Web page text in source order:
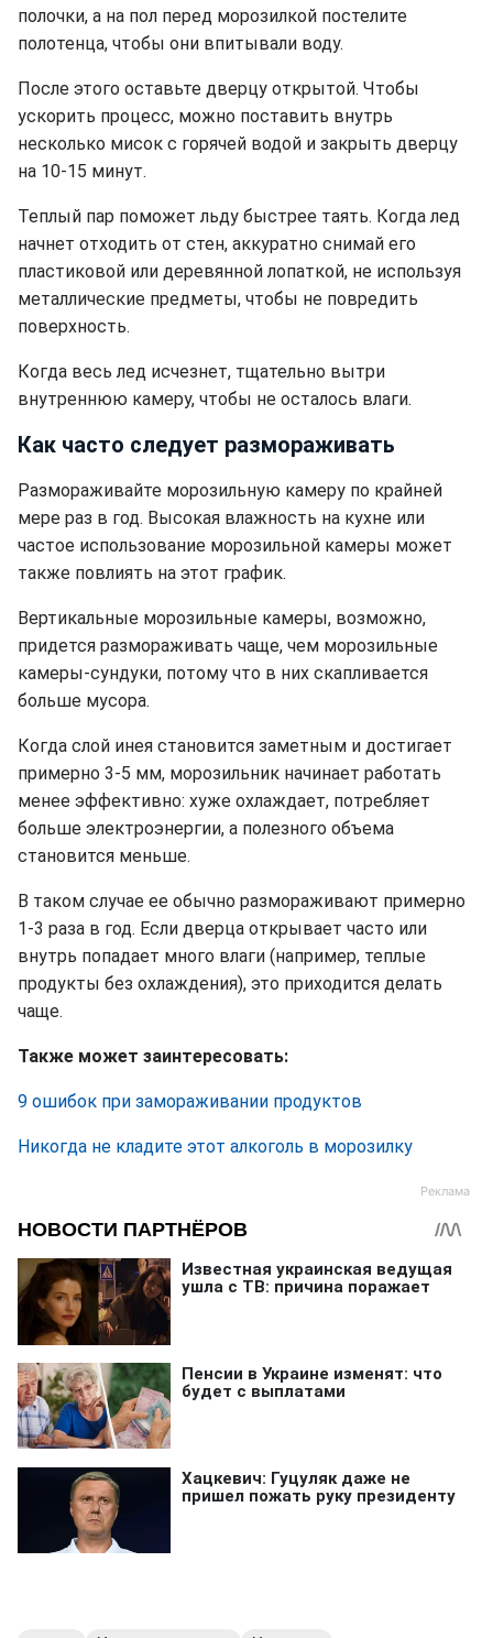
полочки, а на пол перед морозилкой постелите
полотенца, чтобы они впитывали воду.
После этого оставьте дверцу открытой. Чтобы
ускорить процесс, можно поставить внутрь
несколько мисок с горячей водой и закрыть дверцу
на 10-15 минут.
Теплый пар поможет льду быстрее таять. Когда лед
начнет отходить от стен, аккуратно снимай его
пластиковой или деревянной лопаткой, не используя
металлические предметы, чтобы не повредить
поверхность.
Когда весь лед исчезнет, тщательно вытри
внутреннюю камеру, чтобы не осталось влаги.
Как часто следует размораживать
Размораживайте морозильную камеру по крайней
мере раз в год. Высокая влажность на кухне или
частое использование морозильной камеры может
также повлиять на этот график.
Вертикальные морозильные камеры, возможно,
придется размораживать чаще, чем морозильные
камеры-сундуки, потому что в них скапливается
больше мусора.
Когда слой инея становится заметным и достигает
примерно 3-5 мм, морозильник начинает работать
менее эффективно: хуже охлаждает, потребляет
больше электроэнергии, а полезного объема
становится меньше.
В таком случае ее обычно размораживают примерно
1-3 раза в год. Если дверца открывает часто или
внутрь попадает много влаги (например, теплые
продукты без охлаждения), это приходится делать
чаще.
Также может заинтересовать:
9 ошибок при замораживании продуктов
Никогда не кладите этот алкоголь в морозилку